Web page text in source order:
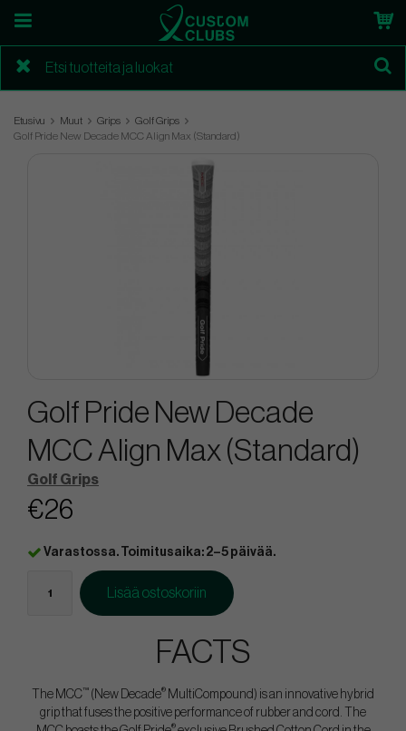
Etusivu Muut Grips
Golf Grips
Golf Pride New Decade MCC Align Max (Standard)
Golf Pride New Decade
MCC Align Max (Standard)
Golf Grips
€26
Varastossa. Toimitusaika: 2–5 päivää.
Lisää ostoskoriin
FACTS
The MCC™ (New Decade® MultiCompound) is an innovative hybrid
grip that fuses the positive performance of rubber and cord. The
®